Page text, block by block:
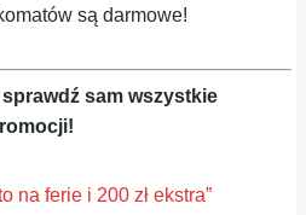
są darmowe!
sam wszystkie
na ferie i 200 zł ekstra”